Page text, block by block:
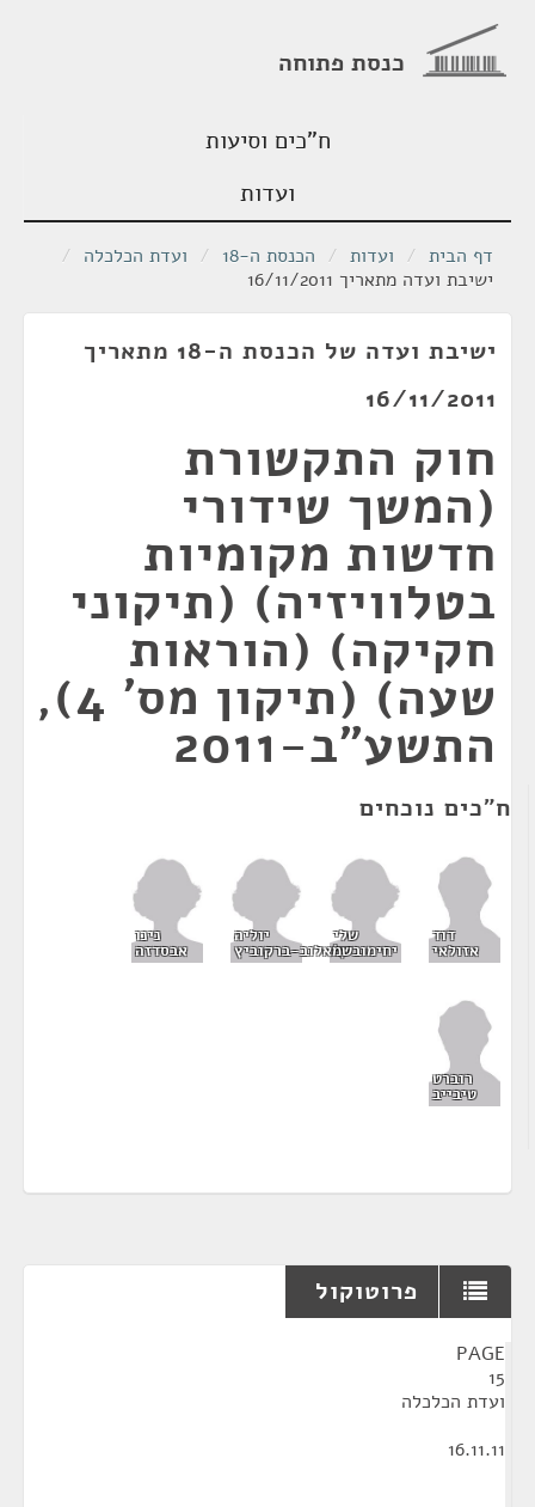
כנסת פתוחה
ח"כים וסיעות
ועדות
דף הבית / ועדות / הכנסת ה-18 / ועדת הכלכלה /
ישיבת ועדה מתאריך 16/11/2011
ישיבת ועדה של הכנסת ה-18 מתאריך
16/11/2011
חוק התקשורת
(המשך שידורי
חדשות מקומיות
בטלוויזיה) (תיקוני
חקיקה) (הוראות
שעה) (תיקון מס' 4),
התשע"ב-2011
ח"כים נוכחים
דוד
אזולאי
שלי
יחימוביץ'
יוליה
שמאלוב-ברקוביץ
נינו
אבסדזה
רוברט
טיבייב
פרוטוקול
PAGE
15
ועדת הכלכלה
16.11.11